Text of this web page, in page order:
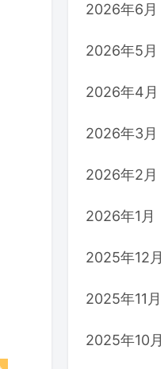
2026年6月
2026年5月
2026年4月
2026年3月
2026年2月
2026年1月
2025年12月
2025年11月
2025年10月